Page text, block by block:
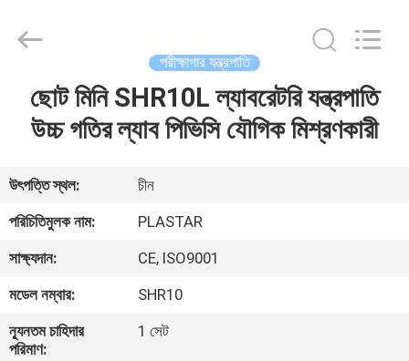
বাড়ি
আমাদের
সম্পর্কে
কারখানা
ভ্রমণ
Plastar
Machinery
Reserved.
পরীক্ষাগার যন্ত্রপাতি
ছোট মিনি SHR10L ল্যাবরেটরি যন্ত্রপাতি
উচ্চ গতির ল্যাব পিভিসি যৌগিক মিশ্রণকারী
উৎপত্তি স্থল:
চীন
পরিচিতিমুলক নাম:
PLASTAR
সাক্ষ্যদান:
CE, ISO9001
মডেল নম্বার:
SHR10
ন্যূনতম চাহিদার
পরিমাণ:
1 সেট